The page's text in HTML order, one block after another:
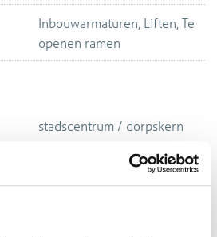
de hierboven genoemde
andere voorzien van:
Inbouwarmaturen, Liften, Te
openen ramen
stadscentrum / dorpskern